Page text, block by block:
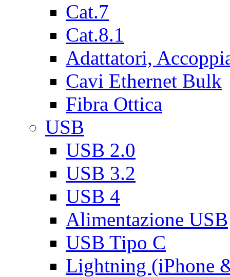
Cat.7
Cat.8.1
Adattatori,
Cavi Ethernet Bulk
Fibra Ottica
USB
USB 2.0
USB 3.2
USB 4
Alimentazione USB
USB Tipo C
Lightning (iPhone